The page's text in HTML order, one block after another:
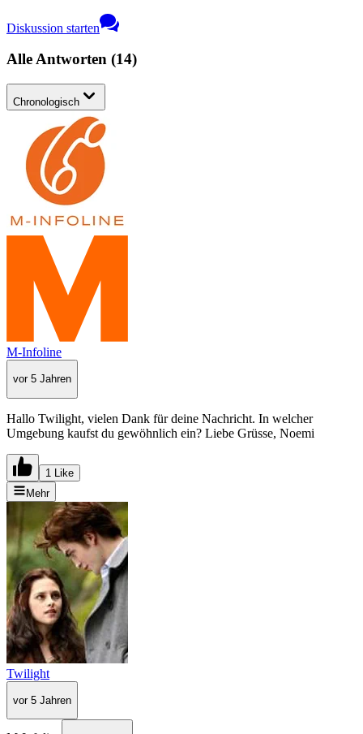
Diskussion starten
Alle Antworten (14)
Chronologisch
M-Infoline
vor 5 Jahren
Hallo Twilight, vielen Dank für deine Nachricht. In welcher
Umgebung kaufst du gewöhnlich ein? Liebe Grüsse, Noemi
1 Like
Mehr
Twilight
vor 5 Jahren